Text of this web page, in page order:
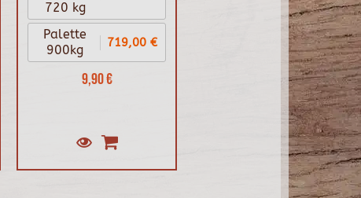
9,90 €
720 kg
Palette
900kg
719,00 €